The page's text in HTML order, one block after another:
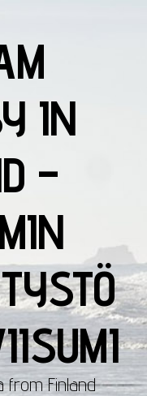
IN
–
from Finland